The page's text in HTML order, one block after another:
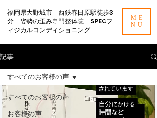
福岡県大野城市｜西鉄春日原駅徒歩3
分｜姿勢の歪み専門整体院｜SPECフ
ィジカルコンディショニング
ME
NU
記事
すべてのお客様の声
お客様の声
すべてのお客様の声